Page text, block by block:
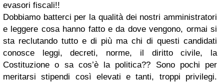
evasori fiscali!!
Dobbiamo batterci per la qualità dei nostri amministratori
e leggere cosa hanno fatto e da dove vengono, ormai si
sta reclutando tutto e di più ma chi di questi candidati
conosce leggi, decreti, norme, il diritto civile, la
Costituzione o sa cos’è la politica?? Sono pochi per
meritarsi stipendi così elevati e tanti, troppi privilegi.